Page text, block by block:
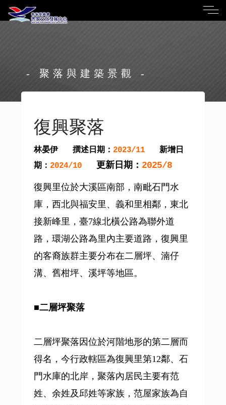
- 聚落與建築景觀 -
復興聚落
林晏伊 撰述日期： 2023/11
新增日
期： 2024/10 更新日期： 2025/8
復興里位於大溪區南部，南毗石門水
庫，西北與福安里、義和里相鄰，東北
接新峰里，臺7線北橫公路為聯外道
路，環湖公路為里內主要道路，復興里
的客裔族群主要分布在二層坪、湳仔
溝、舊柑坪、溪坪等地區。
■二層坪聚落
二層坪聚落因位於河階地形的第二層而
得名，今行政轄區為復興里第12鄰、石
門水庫的北岸，聚落內居民主要有范
姓、余姓及邱姓等家族，范屋家族為自